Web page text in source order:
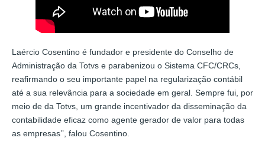
Laércio Cosentino é fundador e presidente do Conselho de
Administração da Totvs e parabenizou o Sistema CFC/CRCs,
reafirmando o seu importante papel na regularização contábil
até a sua relevância para a sociedade em geral. Sempre fui, por
meio de da Totvs, um grande incentivador da disseminação da
contabilidade eficaz como agente gerador de valor para todas
as empresas’’, falou Cosentino.